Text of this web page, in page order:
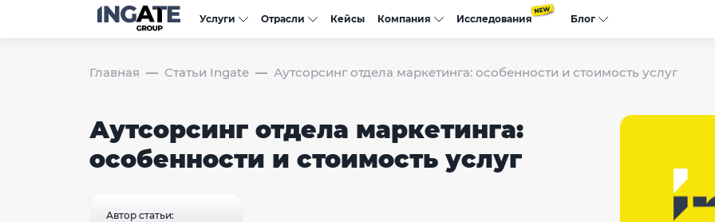
Услуги Отрасли Кейсы Компания Исследования Блог
Главная Статьи Ingate Аутсорсинг отдела маркетинга: особенности и стоимость услуг
Аутсорсинг отдела маркетинга:
особенности и стоимость услуг
Автор статьи: